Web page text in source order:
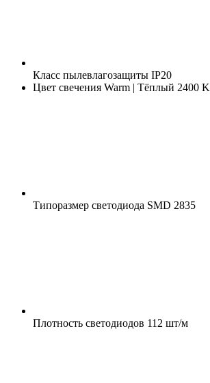
Класс пылевлагозащиты IP20
Цвет свечения Warm | Тёплый 2400 K
Типоразмер светодиода SMD 2835
Плотность светодиодов 112 шт/м